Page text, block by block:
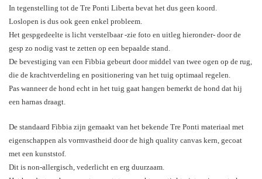
In tegenstelling tot de Tre Ponti Liberta bevat het dus geen koord.
Loslopen is dus ook geen enkel probleem.
Het gespgedeelte is licht verstelbaar -zie foto en uitleg hieronder- door de
gesp zo nodig vast te zetten op een bepaalde stand.
De bevestiging van een Fibbia gebeurt door middel van twee ogen op de rug,
die de krachtverdeling en positionering van het tuig optimaal regelen.
Pas wanneer de hond echt in het tuig gaat hangen bemerkt de hond dat hij
een harnas draagt.
De standaard Fibbia zijn gemaakt van het bekende Tre Ponti materiaal met
eigenschappen als vormvastheid door de high quality canvas kern, gecoat
met een kunststof.
Dit is non-allergisch, vederlicht en erg duurzaam.